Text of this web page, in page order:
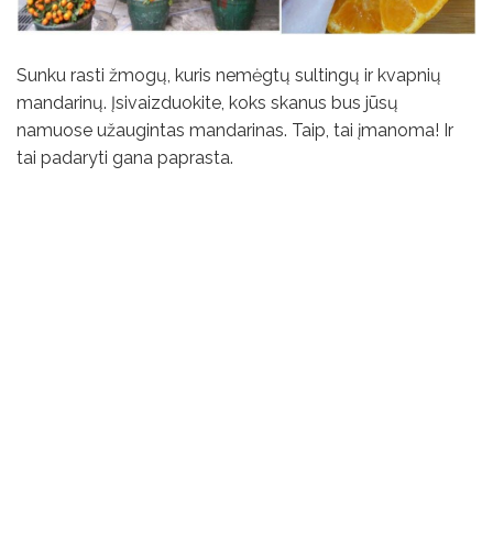
Sunku rasti žmogų, kuris nemėgtų sultingų ir kvapnių
mandarinų. Įsivaizduokite, koks skanus bus jūsų
namuose užaugintas mandarinas. Taip, tai įmanoma! Ir
tai padaryti gana paprasta.